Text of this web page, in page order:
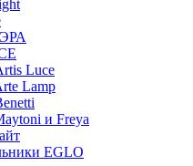
Luce
Lamp
и Freya
EGLO